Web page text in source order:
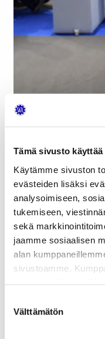
Tämä sivusto käyttää
Käytämme sivuston
evästeiden lisäksi
analysoimiseen,
tukemiseen,
sekä
jaamme sosiaalisen
alan
sivustoamme.
valinta
Välttämätön
Imatran
autoalan
toiminnallisen
seudun alueella.
Järjestämällä
Tarjoamalla
Antamalla
järjestämillä